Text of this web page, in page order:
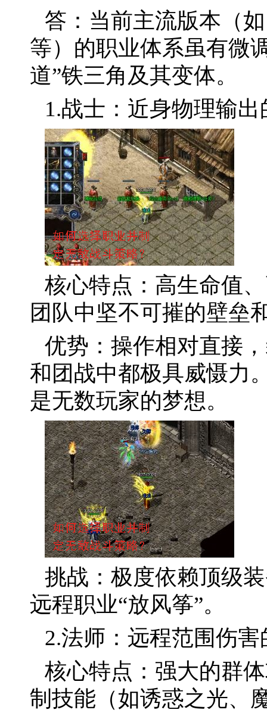
答：当前主流版本（
等）的职业体系虽有微
道”铁三角及其变体。
1.战士：近身物理输
核心特点：高生命值
团队中坚不可摧的壁垒
优势：操作相对直接
和团战中都极具威慑力
是无数玩家的梦想。
挑战：极度依赖顶级
远程职业“放风筝”。
2.法师：远程范围伤
核心特点：强大的群
制技能（如诱惑之光、